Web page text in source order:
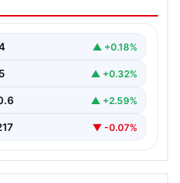
Ve Muhabbet
bir tarzda bağlantı
▲ +0.18%
▲ +0.32%
▲ +2.59%
▼ -0.07%